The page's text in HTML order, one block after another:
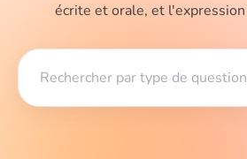
écrite et orale, et